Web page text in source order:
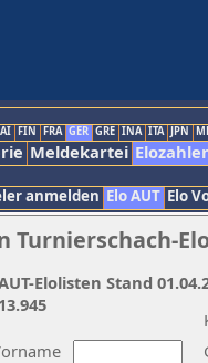
FIN FRA GER GRE INA ITA JPN
Meldekartei
anmelden Elo AUT Elo
Elolisten Stand
13.945